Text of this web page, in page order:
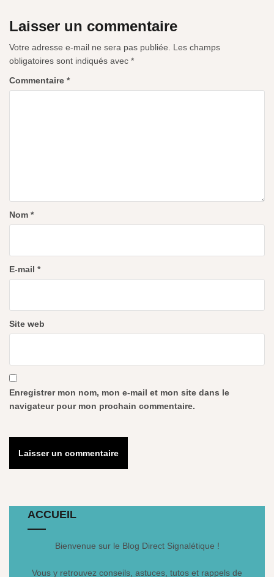
Laisser un commentaire
Votre adresse e-mail ne sera pas publiée.
Les champs
obligatoires sont indiqués avec *
Commentaire *
Nom *
E-mail *
Site web
Enregistrer mon nom, mon e-mail et mon site dans le
navigateur pour mon prochain commentaire.
ACCUEIL
Bienvenue sur le Blog Direct Signalétique !
Vous y retrouvez conseils, astuces, tutos et rappels de